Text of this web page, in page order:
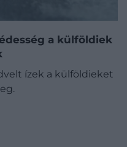
a külföldiek
ízek a külföldieket